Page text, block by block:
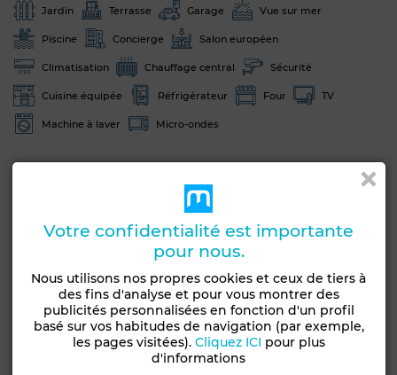
Jardin Terrasse Garage Vue sur mer
Piscine Concierge Salon européen
Climatisation Chauffage central Sécurité
Cuisine équipée Réfrigérateur Four TV
Machine à laver Micro-ondes
Voir plus de photos
Votre confidentialité est importante
pour nous.
Nous utilisons nos propres cookies et ceux de tiers à
des fins d'analyse et pour vous montrer des
publicités personnalisées en fonction d'un profil
basé sur vos habitudes de navigation (par exemple,
les pages visitées). Cliquez ICI pour plus
d'informations